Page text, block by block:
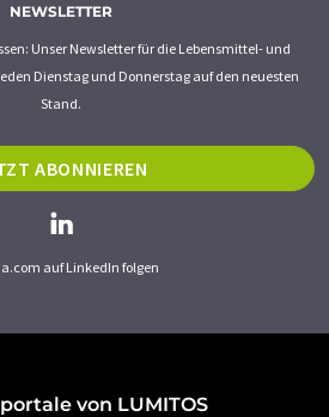
NEWSLETTER
Unser Newsletter für die Lebensmittel- und
Dienstag und Donnerstag auf den neuesten
Stand.
ABONNIEREN
auf LinkedIn folgen
von LUMITOS